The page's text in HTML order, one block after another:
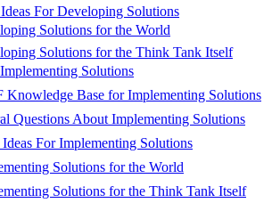
For Developing Solutions
Solutions for the World
Solutions for the Think Tank Itself
Solutions
Base for Implementing Solutions
Questions About Implementing Solutions
For Implementing Solutions
Solutions for the World
Solutions for the Think Tank Itself